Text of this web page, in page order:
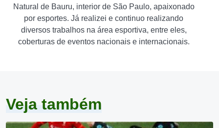
Natural de Bauru, interior de São Paulo, apaixonado
por esportes. Já realizei e continuo realizando
diversos trabalhos na área esportiva, entre eles,
coberturas de eventos nacionais e internacionais.
Veja também